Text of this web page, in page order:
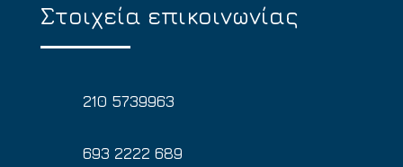
Στοιχεία επικοινωνίας
210 5739963
693 2222 689